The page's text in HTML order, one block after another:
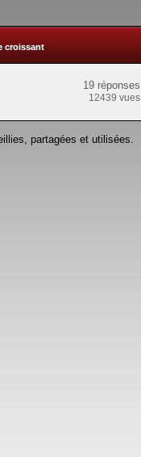
croissant
19 réponses
12439 vues
partagées et utilisées.